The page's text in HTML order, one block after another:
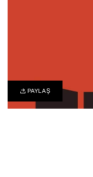
PAYLAŞ